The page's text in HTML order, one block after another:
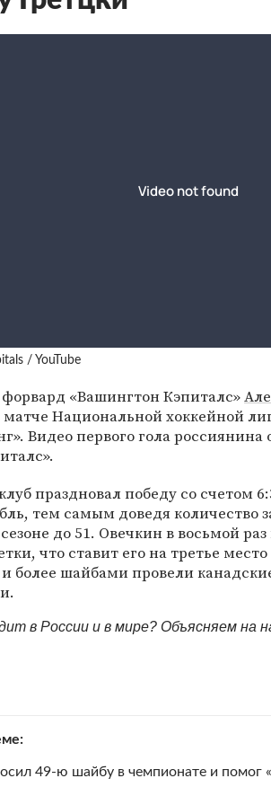
/ YouTube
«Вашингтон Кэпиталс»
матче Национальной хоккейной
Видео первого гола россиянина
праздновал победу со счетом
тем самым доведя количество
до 51. Овечкин в восьмой раз
что ставит его на третье
и более шайбами провели
в России и в мире? Объясняем на
49-ю шайбу в чемпионате и помог